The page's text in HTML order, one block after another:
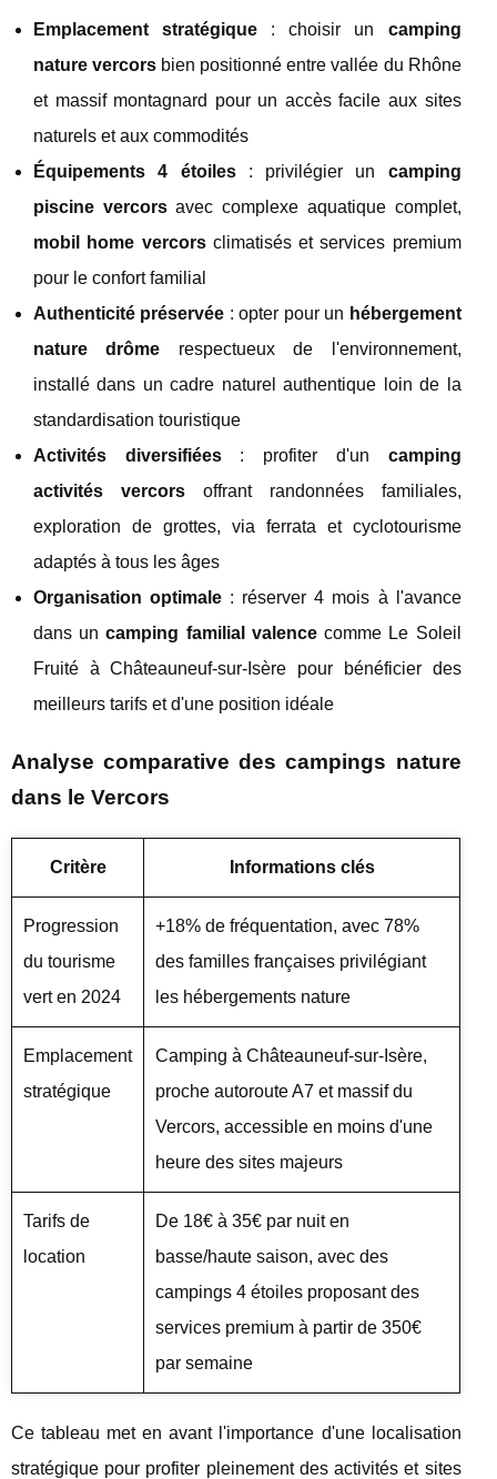
Emplacement stratégique : choisir un camping
nature vercors bien positionné entre vallée du Rhône
et massif montagnard pour un accès facile aux sites
naturels et aux commodités
Équipements 4 étoiles: privilégier un camping
piscine vercorsavec complexe aquatique complet,
mobil home vercorsclimatisés et services premium
pour le confort familial
Authenticité préservée : opter pour un hébergement
nature drôme respectueux de l'environnement,
installé dans un cadre naturel authentique loin de la
standardisation touristique
Activités diversifiées: profiter d'un camping
activités vercorsoffrant randonnées familiales,
exploration de grottes, via ferrata et cyclotourisme
adaptés à tous les âges
Organisation optimale : réserver 4 mois à l'avance
dans uncamping familial valencecomme Le Soleil
Fruité à Châteauneuf-sur-Isère pour bénéficier des
meilleurs tarifs et d'une position idéale
Analyse comparative des campings nature
dans le Vercors
Critère Informations clés
Progression
du tourisme
vert en 2024
+18% de fréquentation, avec 78%
des familles françaises privilégiant
les hébergements nature
Emplacement
stratégique
Camping à Châteauneuf-sur-Isère,
proche autoroute A7 et massif du
Vercors, accessible en moins d'une
heure des sites majeurs
Tarifs de
location
De 18€ à 35€ par nuit en
basse/haute saison, avec des
campings 4 étoiles proposant des
services premium à partir de 350€
par semaine
Ce tableau met en avant l'importance d'une localisation
stratégique pour profiter pleinement des activités et sites